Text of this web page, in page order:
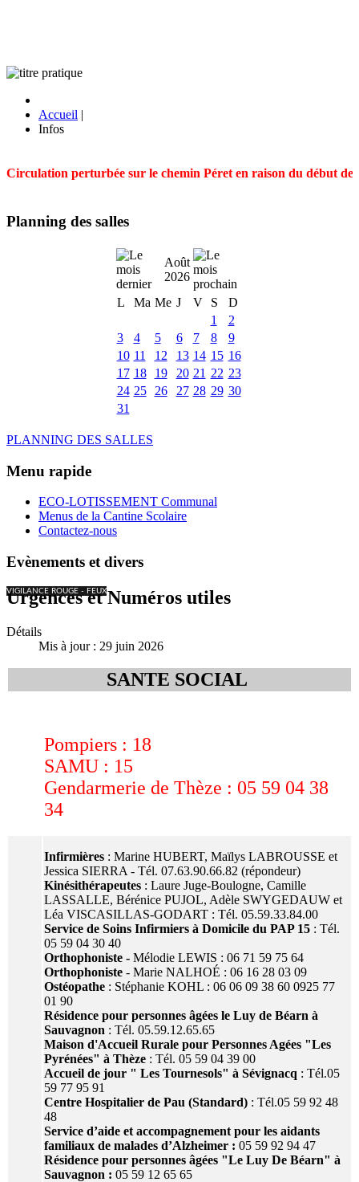
Accueil |
Infos
Circulation perturbée sur le chemin Péret en raison du début
Planning des salles
Août
2026
L
Ma Me J V S
D
1
2
3
4 5 6 7 8
9
10 11 12 13 14 15 16
17 18 19 20 21 22 23
24 25 26 27 28 29 30
31
PLANNING DES SALLES
Menu rapide
ECO-LOTISSEMENT Communal
Menus de la Cantine Scolaire
Contactez-nous
Evènements et divers
VIGILANCE ROUGE - FEUX
Urgences et Numéros utiles
Détails
Mis à jour : 29 juin 2026
SANTE SOCIAL
Pompiers : 18
SAMU : 15
Gendarmerie de Thèze : 05 59 04 38
34
Infirmières : Marine HUBERT, Maïlys LABROUSSE et
Jessica SIERRA - Tél. 07.63.90.66.82 (répondeur)
Kinésithérapeutes : Laure Juge-Boulogne, Camille
LASSALLE, Bérénice PUJOL, Adèle SWYGEDAUW et
Léa VISCASILLAS-GODART : Tél. 05.59.33.84.00
Service de Soins Infirmiers à Domicile du PAP 15 : Tél.
05 59 04 30 40
Orthophoniste - Mélodie LEWIS : 06 71 59 75 64
Orthophoniste - Marie NALHOÉ : 06 16 28 03 09
Ostéopathe : Stéphanie KOHL : 06 06 09 38 60 0925 77
01 90
Résidence pour personnes âgées le Luy de Béarn à
Sauvagnon : Tél. 05.59.12.65.65
Maison d'Accueil Rurale pour Personnes Agées "Les
Pyrénées" à Thèze : Tél. 05 59 04 39 00
Accueil de jour " Les Tournesols" à Sévignacq : Tél.05
59 77 95 91
Centre Hospitalier de Pau (Standard) : Tél.05 59 92 48
48
Service d’aide et accompagnement pour les aidants
familiaux de malades d’Alzheimer : 05 59 92 94 47
Résidence pour personnes âgées "Le Luy De Béarn" à
Sauvagnon : 05 59 12 65 65